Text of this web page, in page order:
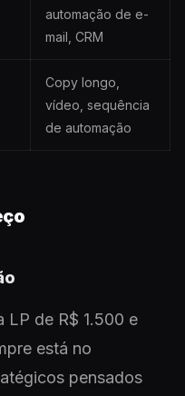
automação de e-
mail, CRM
Copy longo,
vídeo, sequência
de automação
LP de R$ 1.500 e
está no
pensados